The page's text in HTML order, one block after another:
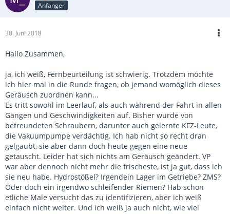
Anfänger
30. Juni 2018
Hallo Zusammen,
ja, ich weiß, Fernbeurteilung ist schwierig. Trotzdem möchte
ich hier mal in die Runde fragen, ob jemand womöglich dieses
Geräusch zuordnen kann...
Es tritt sowohl im Leerlauf, als auch während der Fahrt in allen
Gängen und Geschwindigkeiten auf. Bisher wurde von
befreundeten Schraubern, darunter auch gelernte KFZ-Leute,
die Vakuumpumpe verdächtig. Ich hab nicht so recht dran
gelgaubt, sie aber dann doch heute gegen eine neue
getauscht. Leider hat sich nichts am Geräusch geändert. VP
war aber dennoch nicht mehr die frischeste, ist ja gut, dass ich
sie neu habe. Hydrostößel? Irgendein Lager im Getriebe? ZMS?
Oder doch ein irgendwo schleifender Riemen? Hab schon
etliche Male versucht das zu identifizieren, aber ich weiß
einfach nicht weiter. Und ich weiß ja auch nicht, wie viel